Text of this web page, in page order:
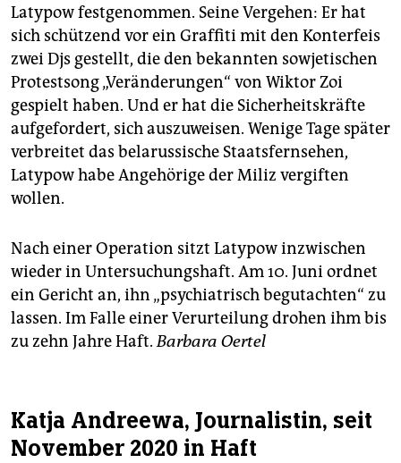
Latypow festgenommen. Seine Vergehen: Er hat
sich schützend vor ein Graffiti mit den Konterfeis
zwei Djs gestellt, die den bekannten sowjetischen
Protestsong „Veränderungen“ von Wiktor Zoi
gespielt haben. Und er hat die Sicherheitskräfte
aufgefordert, sich auszuweisen. Wenige Tage später
verbreitet das belarussische Staatsfernsehen,
Latypow habe Angehörige der Miliz vergiften
wollen.
Nach einer Operation sitzt Latypow inzwischen
wieder in Untersuchungshaft. Am 10. Juni ordnet
ein Gericht an, ihn „psychiatrisch begutachten“ zu
lassen. Im Falle einer Verurteilung drohen ihm bis
zu zehn Jahre Haft.Barbara Oertel
Katja Andreewa, Journalistin, seit
November 2020 in Haft